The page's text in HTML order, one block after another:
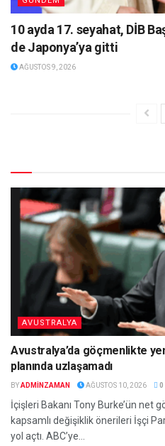
10 ayda 17. seyahat, DİB
de Japonya’ya gitti
AĞUSTOS 9, 2026
AVUSTRALYA
Avustralya’da göçmenlikte
planında uzlaşamadı
BYADMINZAMAN AĞUSTOS 10, 2026 0
İçişleri Bakanı Tony Burke’ün net
kapsamlı değişiklik önerileri İşçi
yol açtı. ABC’ye...